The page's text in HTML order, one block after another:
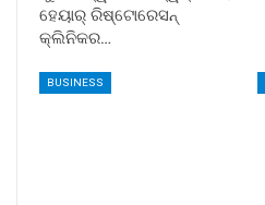
ହେୟାର୍ ରିଷ୍ଟୋରେସନ୍
କ୍ଲିନିକର…
BUSINESS